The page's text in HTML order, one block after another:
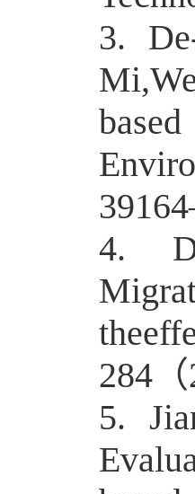
3.
4.
284
5.